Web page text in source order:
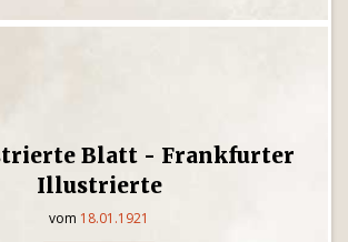
Blatt - Frankfurter
Illustrierte
vom 18.01.1921